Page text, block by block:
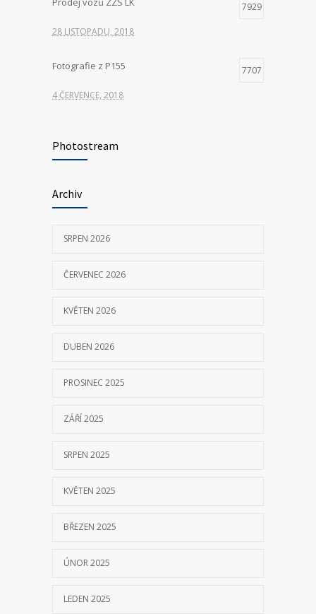
7929
28 LISTOPADU, 2018
Fotografie z P155 7707
4 ČERVENCE, 2018
VOZIDLA ZDRAVOTNICKÉ ZÁCHRANNÉ
SLUŽBY
11 ČERVNA, 2018
Photostream
Archiv
SRPEN 2026
ČERVENEC 2026
KVĚTEN 2026
DUBEN 2026
PROSINEC 2025
ZÁŘÍ 2025
SRPEN 2025
KVĚTEN 2025
BŘEZEN 2025
ÚNOR 2025
LEDEN 2025